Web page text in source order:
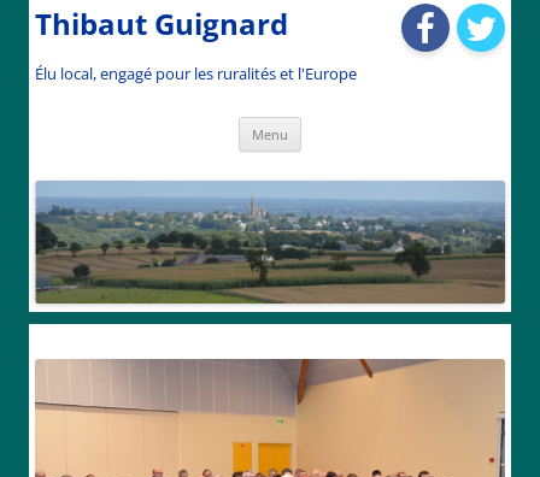
Thibaut Guignard
Élu local, engagé pour les ruralités et l'Europe
Menu